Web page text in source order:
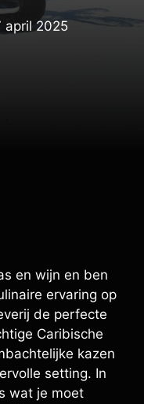
april 2025
en wijn en ben
ervaring op
de perfecte
Caribische
kazen
setting. In
wat je moet